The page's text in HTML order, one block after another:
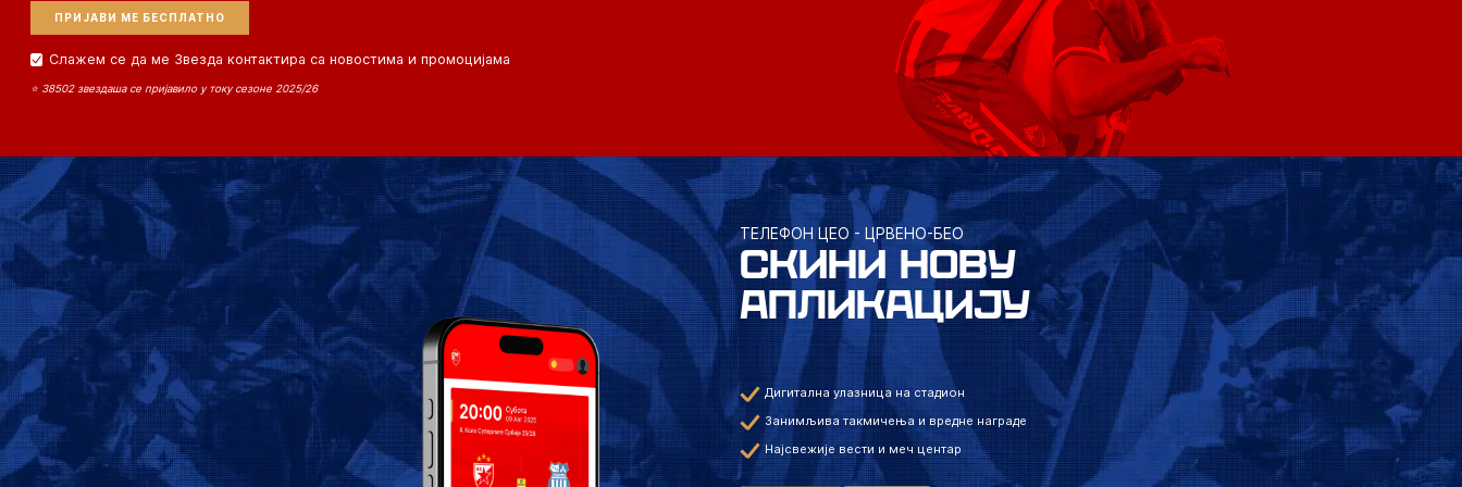
Слажем се да ме Звезда контактира са новостима и промоцијама
⭐ 38502 звездаша се пријавило у току сезоне 2025/26
ТЕЛЕФОН ЦЕО - ЦРВЕНО-БЕО
СКИНИ НОВУ
АПЛИКАЦИЈУ
Дигитална улазница на стадион
Занимљива такмичења и вредне награде
Најсвежије вести и меч центар